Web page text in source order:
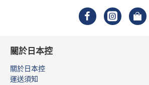
關於日本控
關於日本控
運送須知